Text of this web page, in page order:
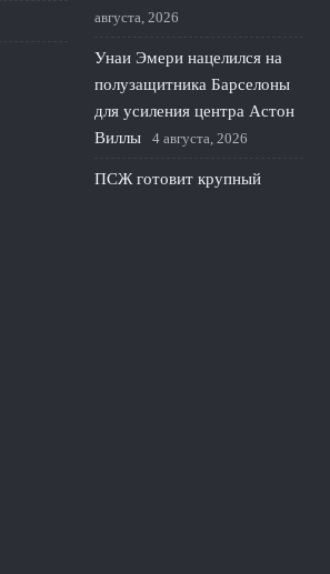
августа, 2026
Унаи Эмери нацелился на
полузащитника Барселоны
для усиления центра Астон
Виллы
4 августа, 2026
ПСЖ готовит крупный